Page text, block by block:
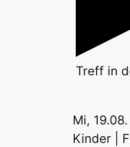
Treffin
Mi,
Kinder |